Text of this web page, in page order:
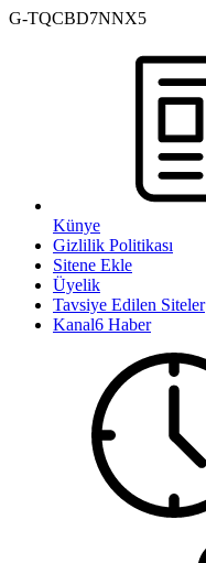
G-TQCBD7NNX5
Künye
Gizlilik Politikası
Sitene Ekle
Üyelik
Tavsiye Edilen Siteler
Kanal6 Haber